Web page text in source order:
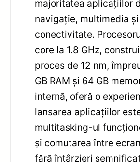
majoritatea aplicațiilor
navigație, multimedia și
conectivitate.
core la 1.8 GHz,
proces de 12 nm,
GB RAM și 64 GB
internă, oferă o
lansarea aplicațiilor
multitasking-ul
și comutarea între
fără întârzieri